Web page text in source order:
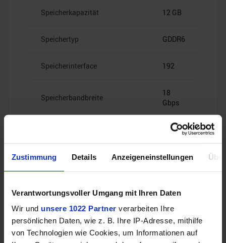
Zustimmung Details Anzeigeneinstellungen
Verantwortungsvoller Umgang mit Ihren Daten
Wir und unsere 1022 Partner verarbeiten Ihre
persönlichen Daten, wie z. B. Ihre IP-Adresse, mithilfe
von Technologien wie Cookies, um Informationen auf
Speicherkapazität 12 GB
Speichertyp GDDR6
Speicherinterface 192
Speicherbandbreite
18
Gbps
Videoanschlüsse
HDMI
1x HDMI
2.1b